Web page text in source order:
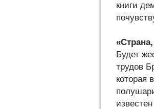
книги
Будет
трудов
которая